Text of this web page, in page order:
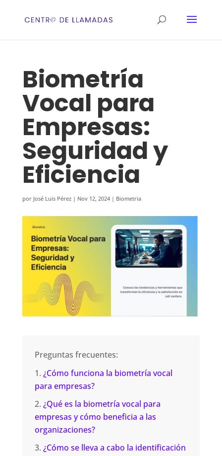
Biometría
Vocal para
Empresas:
Seguridad y
Eficiencia
por José Luis Pérez| Nov 12, 2024| Biometria
Preguntas frecuentes:
¿Cómo funciona la biometría vocal
para empresas?
¿Qué es la biometría vocal para
empresas y cómo beneficia a las
organizaciones?
¿Cómo se lleva a cabo la identificación